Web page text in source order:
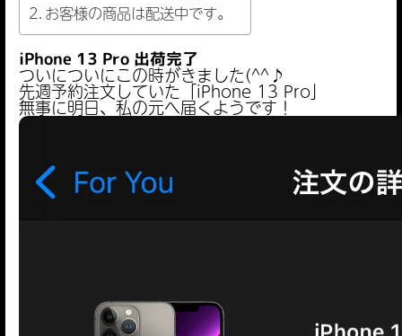
お客様の商品は配送中です。
iPhone 13 Pro 出荷完了
ついについにこの時がきました(^^♪
先週予約注文していた「iPhone 13 Pro」
無事に明日、私の元へ届くようです！